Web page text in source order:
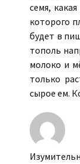
семя,
которого
будет в
тополь
молоко и
только
сырое ем.